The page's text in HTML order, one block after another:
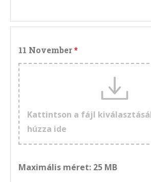
11 November
Kattintson a fájl
húzza ide
Maximális méret: 25 MB